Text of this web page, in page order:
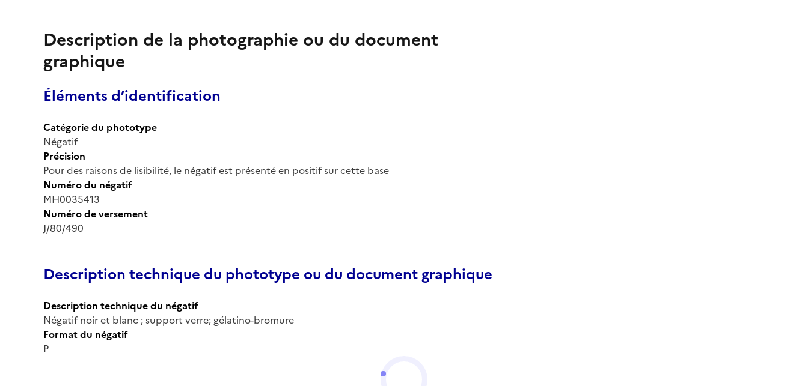
Description de la photographie ou du document
graphique
Éléments d’identification
Catégorie du phototype
Négatif
Précision
Pour des raisons de lisibilité, le négatif est présenté en positif sur cette base
Numéro du négatif
MH0035413
Numéro de versement
J/80/490
Description technique du phototype ou du document graphique
Description technique du négatif
Négatif noir et blanc ; support verre; gélatino-bromure
Format du négatif
P